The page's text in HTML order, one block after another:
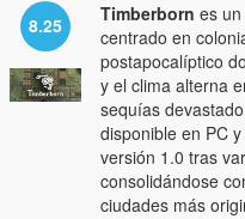
8.25 Timberborn es un
centrado en
postapocalíptico
y el clima alterna
sequías
disponible en PC
versión 1.0 tras
consolidándose
ciudades más